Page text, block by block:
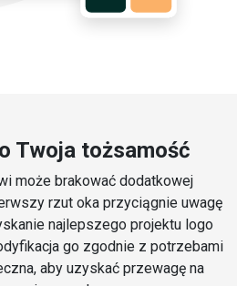
Twoja tożsamość
może brakować dodatkowej
rzut oka przyciągnie uwagę
najlepszego projektu logo
go zgodnie z potrzebami
aby uzyskać przewagę na